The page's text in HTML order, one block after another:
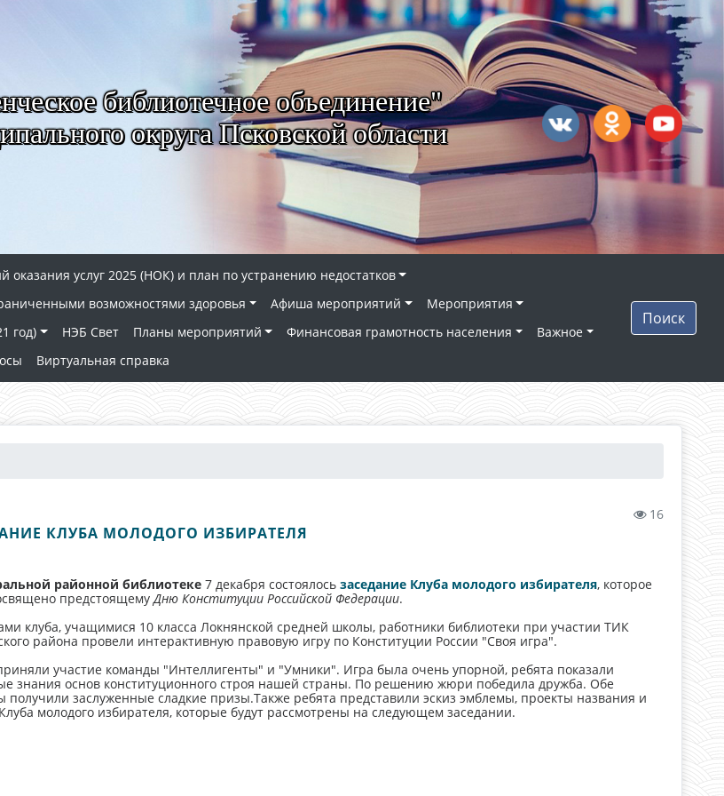
библиотечное объединение"
округа Псковской области
оказания услуг 2025 (НОК) и план по устранению недостатков
возможностями здоровья Афиша мероприятий
Мероприятия
год) НЭБ Свет Планы мероприятий Финансовая грамотность населения
Важное
Виртуальная справка
Поиск
16
КЛУБА МОЛОДОГО ИЗБИРАТЕЛЯ
районной библиотеке7 декабря состоялось заседание Клуба молодого избирателя, которое
предстоящемуДню Конституции Российской Федерации.
клуба, учащимися 10 класса Локнянской средней школы, работники библиотеки при участии ТИК
района провели интерактивную правовую игру по Конституции России "Своя игра".
участие команды "Интеллигенты" и "Умники". Игра была очень упорной, ребята показали
знания основ конституционного строя нашей страны. По решению жюри победила дружба. Обе
получили заслуженные сладкие призы.Также ребята представили эскиз эмблемы, проекты названия и
молодого избирателя, которые будут рассмотрены на следующем заседании.